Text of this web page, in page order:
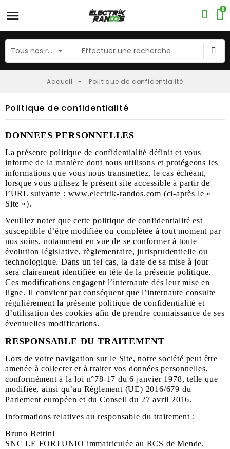
0
Accueil Politique de confidentialité
Politique de confidentialité
DONNEES PERSONNELLES
La présente politique de confidentialité définit et vous
informe de la manière dont nous utilisons et protégeons les
informations que vous nous transmettez, le cas échéant,
lorsque vous utilisez le présent site accessible à partir de
l’URL suivante : www.electrik-randos.com (ci-après le «
Site »).
Veuillez noter que cette politique de confidentialité est
susceptible d’être modifiée ou complétée à tout moment par
nos soins, notamment en vue de se conformer à toute
évolution législative, règlementaire, jurisprudentielle ou
technologique. Dans un tel cas, la date de sa mise à jour
sera clairement identifiée en tête de la présente politique.
Ces modifications engagent l’internaute dès leur mise en
ligne. Il convient par conséquent que l’internaute consulte
régulièrement la présente politique de confidentialité et
d’utilisation des cookies afin de prendre connaissance de ses
éventuelles modifications.
RESPONSABLE DU TRAITEMENT
Lors de votre navigation sur le Site, notre société peut être
amenée à collecter et à traiter vos données personnelles,
conformément à la loi n°78-17 du 6 janvier 1978, telle que
modifiée, ainsi qu’au Règlement (UE) 2016/679 du
Parlement européen et du Conseil du 27 avril 2016.
Informations relatives au responsable du traitement :
Bruno Bettini
SNC LE FORTUNIO immatriculée au RCS de Mende.